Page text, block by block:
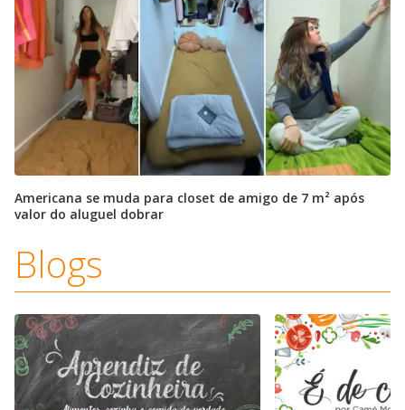
Americana se muda para closet de amigo de 7 m² após
valor do aluguel dobrar
Blogs